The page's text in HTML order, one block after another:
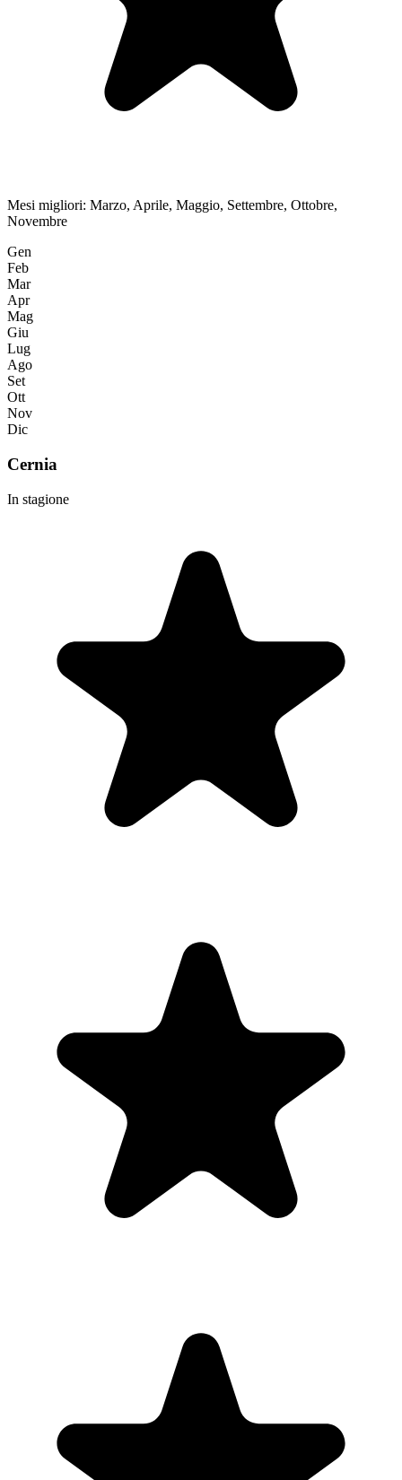
Mesi migliori: Marzo, Aprile, Maggio, Settembre, Ottobre,
Novembre
Gen
Feb
Mar
Apr
Mag
Giu
Lug
Ago
Set
Ott
Nov
Dic
Cernia
In stagione